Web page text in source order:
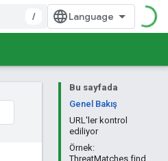
/
Bu sayfada
Genel Bakış
URL'ler kontrol
ediliyor
Örnek:
ThreatMatches.find